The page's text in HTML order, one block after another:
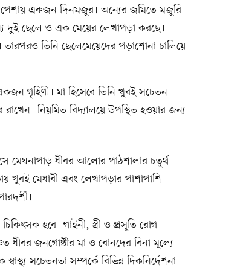
পেশায় একজন দিনমজুর। অন্যের জমিতে মজুরি
দুই ছেলে ও এক মেয়ের লেখাপড়া করছে।
তিনি ছেলেমেয়েদের পড়াশোনা চালিয়ে
গৃহিণী। মা হিসেবে তিনি খুবই সচেতন।
নিয়মিত বিদ্যালয়ে উপস্থিত হওয়ার জন্য
মেঘনাপাড় ধীবর আলোর পাঠশালার চতুর্থ
খুবই মেধাবী এবং লেখাপড়ার পাশাপাশি
হবে। গাইনী, স্ত্রী ও প্রসূতি রোগ
ধীবর জনগোষ্ঠীর মা ও বোনদের বিনা মূল্যে
সচেতনতা সম্পর্কে বিভিন্ন দিকনির্দেশনা